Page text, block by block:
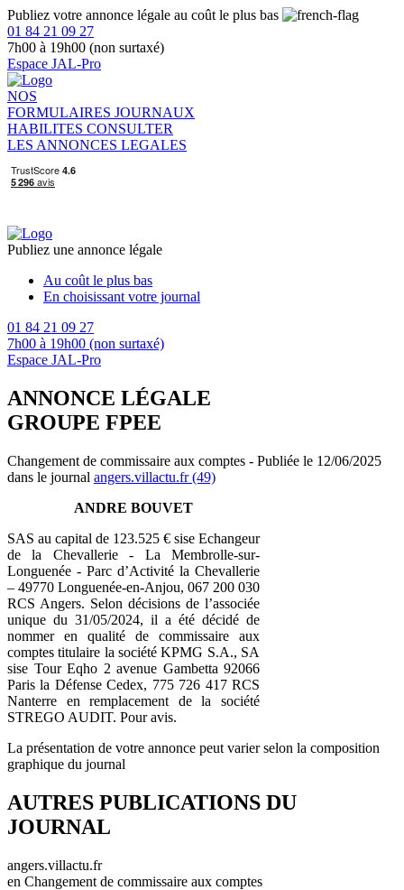
Publiez votre annonce légale au coût le plus bas
01 84 21 09 27
7h00 à 19h00 (non surtaxé)
Espace JAL-Pro
NOS
FORMULAIRES JOURNAUX
HABILITES CONSULTER
LES ANNONCES LEGALES
Publiez une annonce légale
Au coût le plus bas
En choisissant votre journal
01 84 21 09 27
7h00 à 19h00 (non surtaxé)
Espace JAL-Pro
ANNONCE LÉGALE
GROUPE FPEE
Changement de commissaire aux comptes - Publiée le 12/06/2025
dans le journal angers.villactu.fr (49)
ANDRE BOUVET
SAS au capital de 123.525 € sise Echangeur
de la Chevallerie - La Membrolle-sur-
Longuenée - Parc d’Activité la Chevallerie
– 49770 Longuenée-en-Anjou, 067 200 030
RCS Angers. Selon décisions de l’associée
unique du 31/05/2024, il a été décidé de
nommer en qualité de commissaire aux
comptes titulaire la société KPMG S.A., SA
sise Tour Eqho 2 avenue Gambetta 92066
Paris la Défense Cedex, 775 726 417 RCS
Nanterre en remplacement de la société
STREGO AUDIT. Pour avis.
La présentation de votre annonce peut varier selon la composition
graphique du journal
AUTRES PUBLICATIONS DU
JOURNAL
angers.villactu.fr
en Changement de commissaire aux comptes